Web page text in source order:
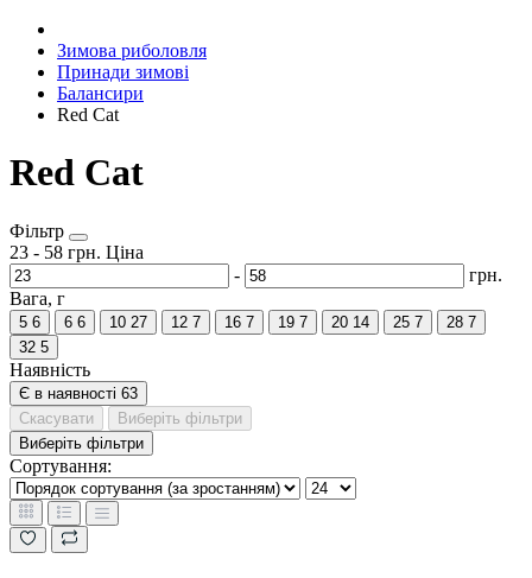
Зимова риболовля
Принади зимові
Балансири
Red Cat
Red Cat
Фільтр
23 - 58 грн. Ціна
-
грн.
Вага, г
5 6 6 6 10 27 12 7 16 7 19 7 20 14 25 7 28 7
32 5
Наявність
Є в наявності 63
Скасувати
Виберіть фільтри
Виберіть фільтри
Сортування: